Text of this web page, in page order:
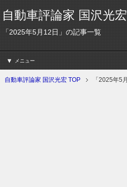
自動車評論家 国沢光宏
「2025年5月12日」の記事一覧
メニュー
自動車評論家 国沢光宏 TOP 「2025年5